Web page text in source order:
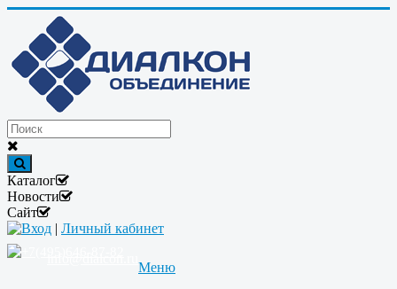
Каталог
Новости
Сайт
Вход | Личный кабинет
Меню